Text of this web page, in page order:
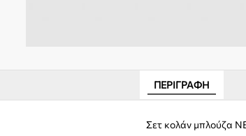
ΠΕΡΙΓΡΑΦΉ
Σετ κολάν μπλούζα